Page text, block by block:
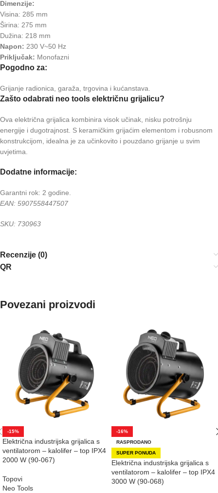
Dimenzije:
Visina: 285 mm
Širina: 275 mm
Dužina: 218 mm
Napon: 230 V~50 Hz
Priključak: Monofazni
Pogodno za:
Grijanje radionica, garaža, trgovina i kućanstava.
Zašto odabrati neo tools električnu grijalicu?
Ova električna grijalica kombinira visok učinak, nisku potrošnju
energije i dugotrajnost. S keramičkim grijaćim elementom i robusnom
konstrukcijom, idealna je za učinkovito i pouzdano grijanje u svim
uvjetima.
Dodatne informacije:
Garantni rok: 2 godine.
EAN: 5907558447507
SKU: 730963
Recenzije (0)
QR
Povezani proizvodi
-15%
Električna industrijska grijalica s
ventilatorom – kalolifer – top IPX4
2000 W (90-067)
Topovi
Neo Tools
-16%
RASPRODANO
SUPER PONUDA
Električna industrijska grijalica s
ventilatorom – kalolifer – top IPX4
3000 W (90-068)